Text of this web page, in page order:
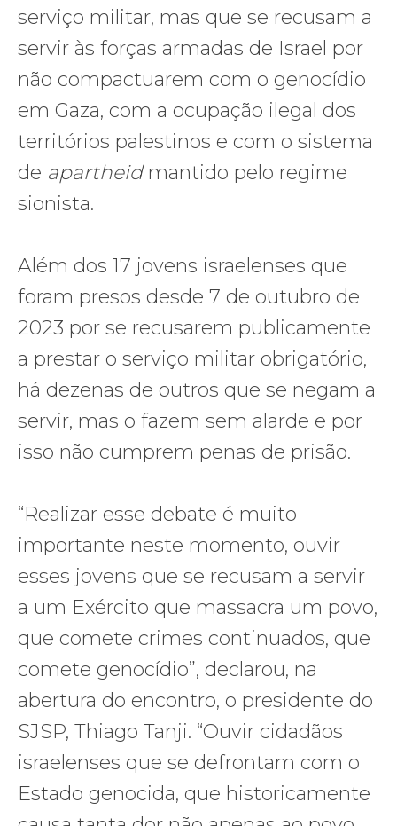
serviço militar, mas que se recusam a
servir às forças armadas de Israel por
não compactuarem com o genocídio
em Gaza, com a ocupação ilegal dos
territórios palestinos e com o sistema
de apartheidmantido pelo regime
sionista.
Além dos 17 jovens israelenses que
foram presos desde 7 de outubro de
2023 por se recusarem publicamente
a prestar o serviço militar obrigatório,
há dezenas de outros que se negam a
servir, mas o fazem sem alarde e por
isso não cumprem penas de prisão.
“Realizar esse debate é muito
importante neste momento, ouvir
esses jovens que se recusam a servir
a um Exército que massacra um povo,
que comete crimes continuados, que
comete genocídio”, declarou, na
abertura do encontro, o presidente do
SJSP, Thiago Tanji. “Ouvir cidadãos
israelenses que se defrontam com o
Estado genocida, que historicamente